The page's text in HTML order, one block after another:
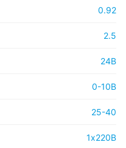
0.92
2.5
24В
0-10В
25-40
1х220В